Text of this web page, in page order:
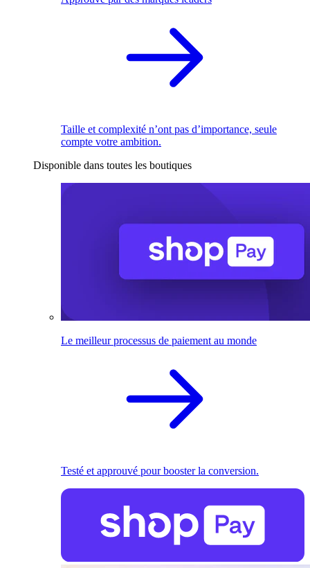
Taille et complexité n’ont pas d’importance, seule
compte votre ambition.
Disponible dans toutes les boutiques
Le meilleur processus de paiement au monde
Testé et approuvé pour booster la conversion.